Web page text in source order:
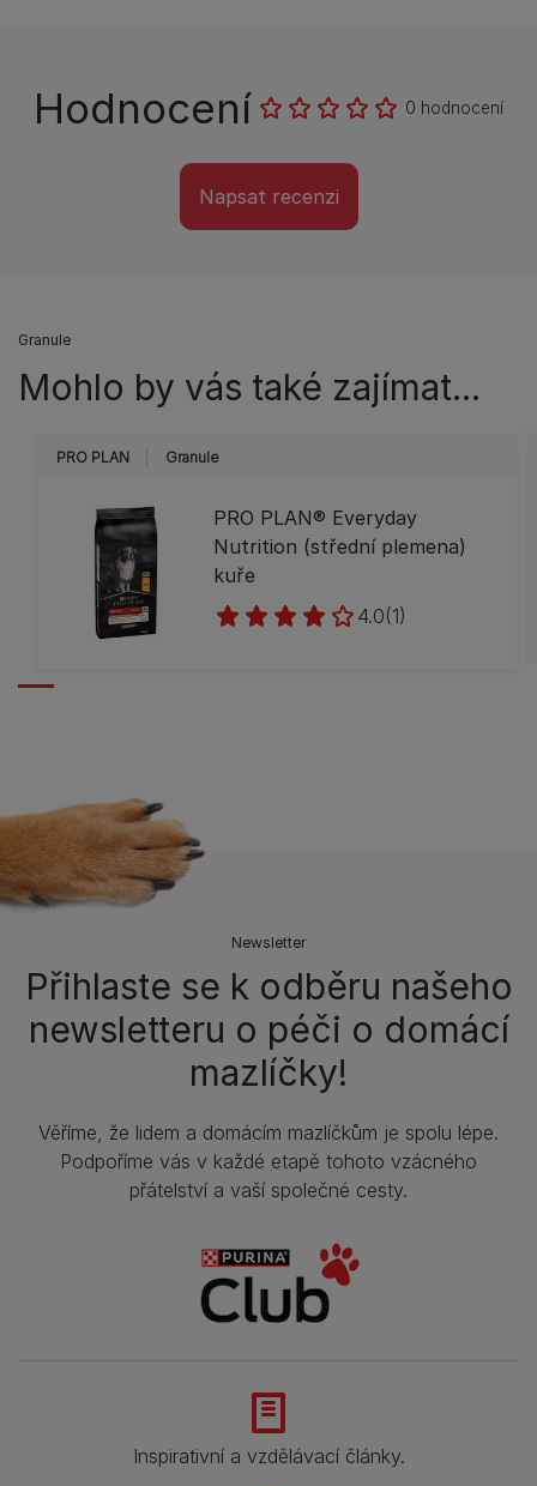
Hodnocení 0 hodnocení
Napsat recenzi
Granule
Mohlo by vás také zajímat...
PRO PLAN Granule
PRO PLAN® Everyday
Nutrition (střední plemena)
kuře
4.0(1)
Newsletter
Přihlaste se k odběru našeho
newsletteru o péči o domácí
mazlíčky!
Věříme, že lidem a domácím mazlíčkům je spolu lépe.
Podpoříme vás v každé etapě tohoto vzácného
přátelství a vaší společné cesty.
Inspirativní a vzdělávací články.